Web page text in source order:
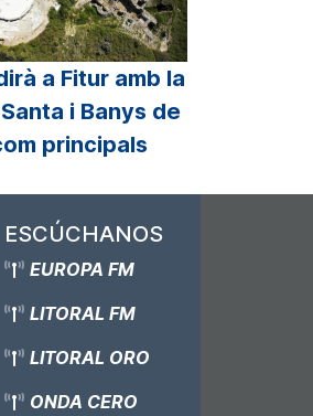
a Fitur amb la
i Banys de
principals
ESCÚCHANOS
EUROPA FM
LITORAL FM
LITORAL ORO
ONDA CERO